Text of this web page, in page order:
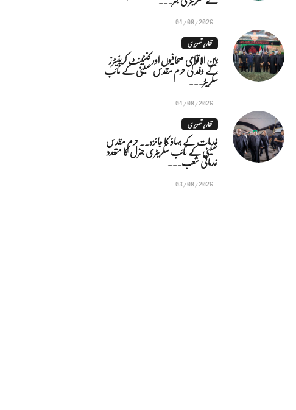
04/08/2026
تقاریر تصویری
بین الاقوامی صحافیوں اور کنٹینٹ کریئیٹرز
کے وفد کی حرم مقدس حسینی کے نائب
سکریٹر...
04/08/2026
تقاریر تصویری
خدمات کے بہاؤ کا جائزہ.. حرم مقدس
حسینی کے نائب سکریٹری جنرل کا متعدد
خدماتی شعب...
03/08/2026